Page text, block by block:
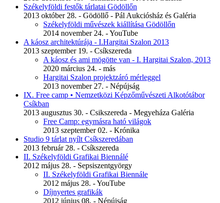
Székelyföldi festők tárlatai Gödöllőn
2013 október 28. - Gödöllő - Pál Aukciósház és Galéria
Székelyföldi művészek kiállítása Gödöllőn
2014 november 24. - YouTube
A káosz architektúrája - I.Hargitai Szalon 2013
2013 szeptember 19. - Csíkszereda
A káosz és ami mögötte van - I. Hargitai Szalon, 2013
2020 március 24. - más
Hargitai Szalon projektzáró mérleggel
2013 november 27. - Népújság
IX. Free camp • Nemzetközi Képzőművészeti Alkotótábor
Csíkban
2013 augusztus 30. - Csikszereda - Megyeháza Galéria
Free Camp: egymásra ható világok
2013 szeptember 02. - Krónika
Studio 9 tárlat nyílt Csíkszeredában
2013 február 28. - Csíkszereda
II. Székelyföldi Grafikai Biennálé
2012 május 28. - Sepsiszentgyörgy
II. Székelyföldi Grafikai Biennále
2012 május 28. - YouTube
Díjnyertes grafikák
2012 június 08. - Népújság